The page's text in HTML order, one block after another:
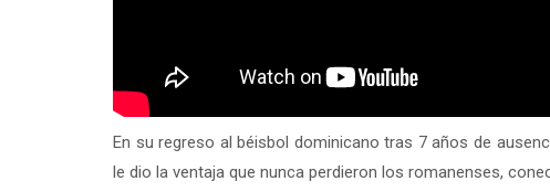
En su regreso al béisbol dominicano tras 7 años de
le dio la ventaja que nunca perdieron los romanenses,